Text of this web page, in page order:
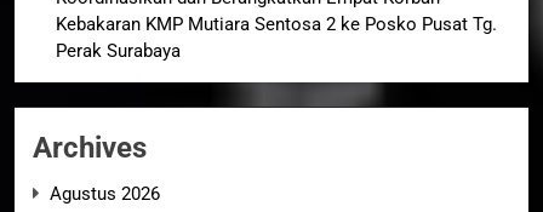
Kebakaran KMP Mutiara Sentosa 2 ke Posko Pusat Tg.
Perak Surabaya
Archives
Agustus 2026